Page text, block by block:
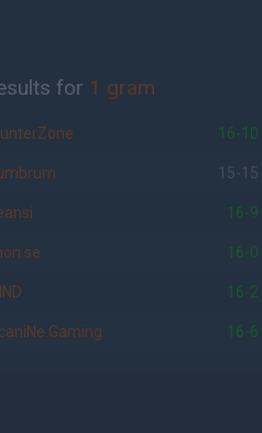
for 1 gram
16-10
15-15
16-9
16-0
16-2
16-6